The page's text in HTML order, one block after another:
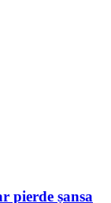
pierde șansa